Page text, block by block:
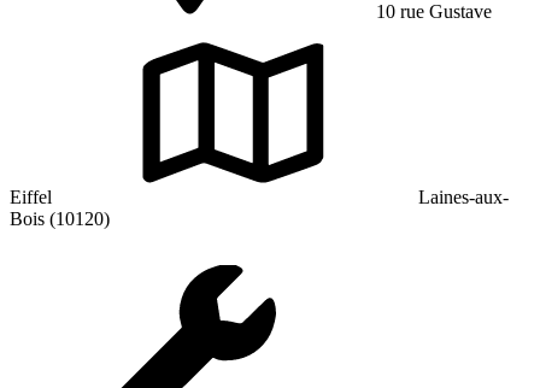
10 rue Gustave
Eiffel
Laines-aux-
Bois (10120)